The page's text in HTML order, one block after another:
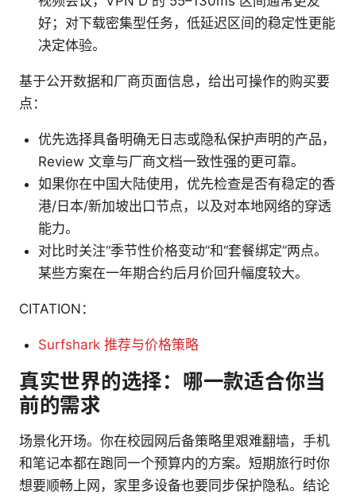
好；对下载密集型任务，低延迟区间的稳定性更能
决定体验。
基于公开数据和厂商页面信息，给出可操作的购买要
点：
优先选择具备明确无日志或隐私保护声明的产品，
Review 文章与厂商文档一致性强的更可靠。
如果你在中国大陆使用，优先检查是否有稳定的香
港/日本/新加坡出口节点，以及对本地网络的穿透
能力。
对比时关注“季节性价格变动”和“套餐绑定”两点。
某些方案在一年期合约后月价回升幅度较大。
CITATION：
Surfshark 推荐与价格策略
真实世界的选择：哪一款适合你当
前的需求
场景化开场。你在校园网后备策略里艰难翻墙，手机
和笔记本都在跑同一个预算内的方案。短期旅行时你
想要顺畅上网，家里多设备也要同步保护隐私。结论